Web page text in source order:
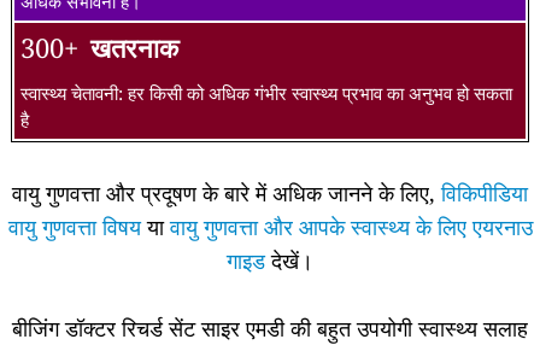
300+ खतरनाक
स्वास्थ्य चेतावनी: हर किसी को अधिक गंभीर स्वास्थ्य प्रभाव का अनुभव हो सकता
है
वायु गुणवत्ता और प्रदूषण के बारे में अधिक जानने के लिए,विकिपीडिया
वायु गुणवत्ता विषययावायु गुणवत्ता और आपके स्वास्थ्य के लिए एयरनाउ
गाइडदेखें।
बीजिंग डॉक्टर रिचर्ड सेंट साइर एमडी की बहुत उपयोगी स्वास्थ्य सलाह